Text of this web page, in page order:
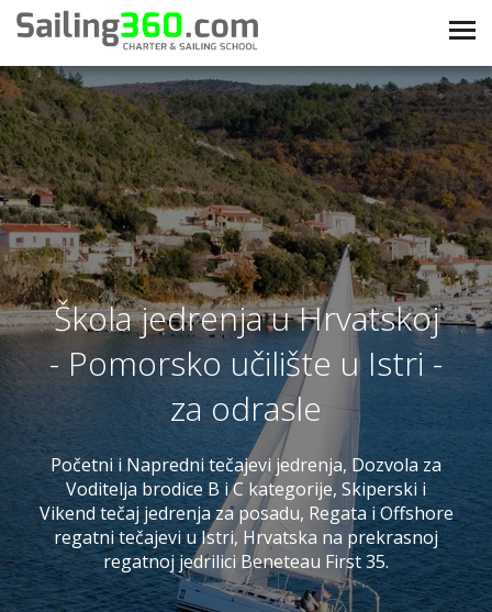
Škola jedrenja u Hrvatskoj
- Pomorsko učilište u Istri -
za odrasle
Početni i Napredni tečajevi jedrenja, Dozvola za
Voditelja brodice B i C kategorije, Skiperski i
Vikend tečaj jedrenja za posadu, Regata i Offshore
regatni tečajevi u Istri, Hrvatska na prekrasnoj
regatnoj jedrilici Beneteau First 35.